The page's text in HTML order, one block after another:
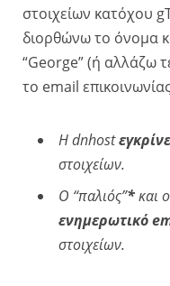
στοιχείων κατόχου
διορθώνω το όνομα
“George” (ή αλλάζω
το email
Η dnhost
στοιχείων.
Ο “παλιός”*και
ενημερωτικό
στοιχείων.